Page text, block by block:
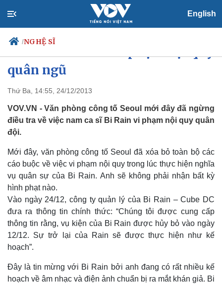
English
/NGHỆ SĨ
Chính trị
Đảng
Tổ chức nhân sự
Quốc hội
Nhận diện sự thật
Tin 24h
Dự báo thời tiết
Việc làm
quân ngũ
Thứ Ba, 14:55, 24/12/2013
VOV.VN - Văn phòng công tố Seoul mới đây đã ngừng
điều tra về việc nam ca sĩ Bi Rain vi phạm nội quy quân
đội.
Mới đây, văn phòng công tố Seoul đã xóa bỏ toàn bộ các
cáo buộc về việc vi phạm nội quy trong lúc thực hiện nghĩa
vụ quân sự của Bi Rain. Anh sẽ không phải nhận bất kỳ
hình phạt nào.
Vào ngày 24/12, công ty quản lý của Bi Rain – Cube DC
đưa ra thông tin chính thức: “Chúng tôi được cung cấp
thông tin rằng, vụ kiện của Bi Rain được hủy bỏ vào ngày
12/12. Sự trở lại của Rain sẽ được thực hiện như kế
hoạch”.
Đây là tin mừng với Bi Rain bởi anh đang có rất nhiều kế
hoạch về âm nhạc và điện ảnh chuẩn bị ra mắt khán giả. Bi